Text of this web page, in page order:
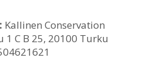
Kallinen Conservation
1 C B 25, 20100 Turku